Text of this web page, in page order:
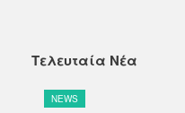
Τελευταία Νέα
NEWS